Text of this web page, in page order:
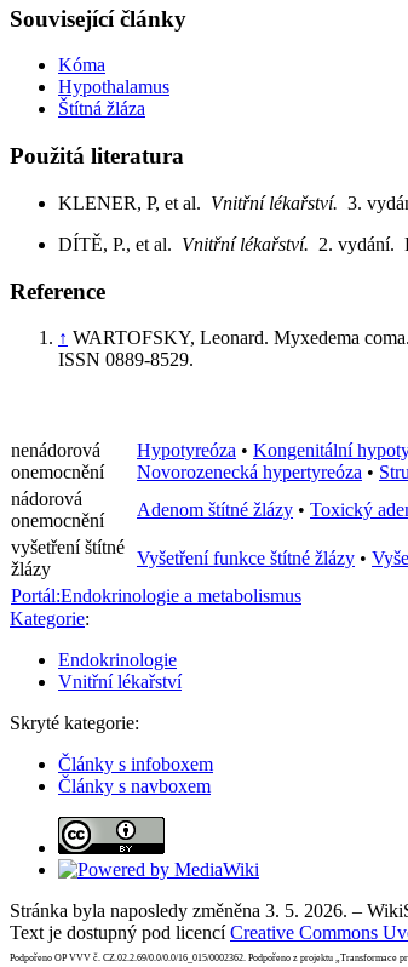
Související články
Kóma
Hypothalamus
Štítná žláza
Použitá literatura
KLENER, P, et al. Vnitřní lékařství. 3.
DÍTĚ, P., et al. Vnitřní lékařství. 2. vydání.
Reference
↑ WARTOFSKY, Leonard. Myxedema coma.
ISSN 0889-8529.
nenádorová
onemocnění
Hypotyreóza • Kongenitální
Novorozenecká hypertyreóza •
nádorová
onemocnění
Adenom štítné žlázy • Toxický
vyšetření štítné
žlázy
Vyšetření funkce štítné žlázy •
Portál:Endokrinologie a metabolismus
Kategorie:
Endokrinologie
Vnitřní lékařství
Skryté kategorie:
Články s infoboxem
Články s navboxem
Stránka byla naposledy změněna 3. 5. 2026. –
Text je dostupný pod licencíCreative Commons
Podpořeno OP VVV č. CZ.02.2.69/0.0/0.0/16_015/0002362. Podpořeno z projektu